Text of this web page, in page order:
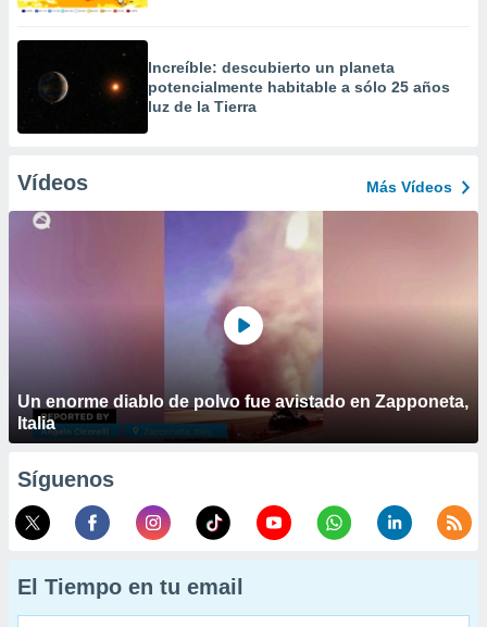
Increíble: descubierto un planeta
potencialmente habitable a sólo 25 años
luz de la Tierra
Vídeos Más Vídeos
Un enorme diablo de polvo fue avistado en Zapponeta,
Italia
Síguenos
El Tiempo en tu email